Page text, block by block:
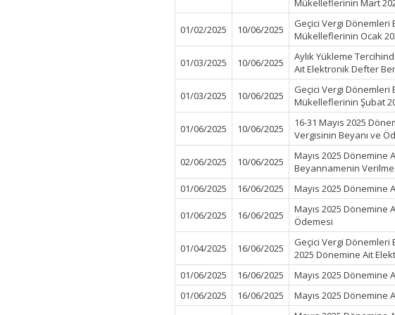
Mükelleflerinin Mart
01/02/2025 10/06/2025
Geçici Vergi Dönemleri
Mükelleflerinin Ocak
01/03/2025 10/06/2025
Aylık Yükleme
Ait Elektronik Defter
01/03/2025 10/06/2025
Geçici Vergi Dönemleri
Mükelleflerinin Şubat
01/06/2025 10/06/2025
16-31 Mayıs 2025
Vergisinin Beyanı ve
02/06/2025 10/06/2025
Mayıs 2025 Dönemine
Beyannamenin
01/06/2025
16/06/2025 Mayıs 2025 Dönemine
01/06/2025 16/06/2025
Mayıs 2025 Dönemine
Ödemesi
01/04/2025 16/06/2025
Geçici Vergi
2025 Dönemine Ait
01/06/2025
16/06/2025
Mayıs 2025 Dönemine
01/06/2025
16/06/2025 Mayıs 2025 Dönemine